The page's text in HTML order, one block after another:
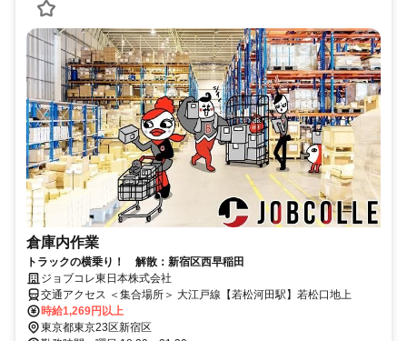
倉庫内作業
トラックの横乗り！ 解散：新宿区西早稲田
ジョブコレ東日本株式会社
交通アクセス ＜集合場所＞ 大江戸線【若松河田駅】若松口地上
時給1,269円以上
東京都東京23区新宿区